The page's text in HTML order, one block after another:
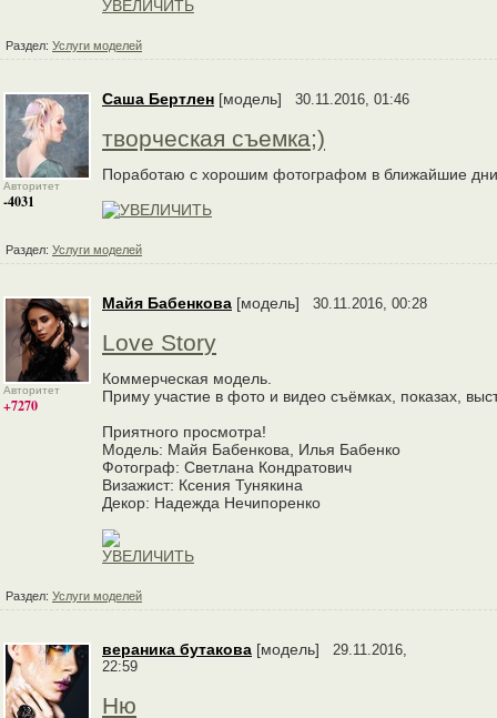
Раздел: Услуги моделей
Авторитет
-4031
Саша Бертлен [модель] 30.11.2016, 01:46
творческая съемка;)
Поработаю с хорошим фотографом в ближайшие
Раздел: Услуги моделей
Авторитет
+7270
Майя Бабенкова [модель] 30.11.2016, 00:28
Love Story
Коммерческая модель.
Приму участие в фото и видео съёмках, показах,
Приятного просмотра!
Модель: Майя Бабенкова, Илья Бабенко
Фотограф: Светлана Кондратович
Визажист: Ксения Тунякина
Декор: Надежда Нечипоренко
Раздел: Услуги моделей
вераника бутакова [модель]
29.11.2016,
22:59
Ню